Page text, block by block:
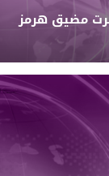
عبرت مضيق هرمز